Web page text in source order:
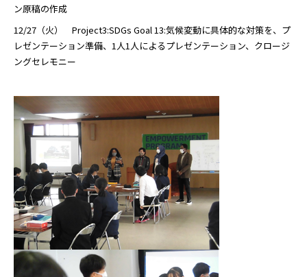
ン原稿の作成
12/27（火） Project3:SDGs Goal 13:気候変動に具体的な対策を、プ
レゼンテーション準備、1人1人によるプレゼンテーション、クロージ
ングセレモニー